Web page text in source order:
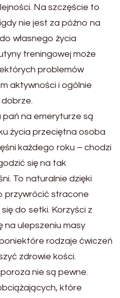
Na szczęście to
nie jest za późno na
własnego życia
treningowej może
problemów
aktywności i ogólnie
dobrze.
pań na emeryturze są
życia przeciętna osoba
każdego roku – chodzi
się na tak
To naturalnie dzięki
przywrócić stracone
do setki. Korzyści z
na ulepszeniu masy
poniektóre rodzaje ćwiczeń
zdrowie kości.
nie są pewne.
które